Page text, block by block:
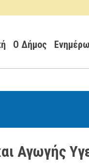
Ο Δήμος
Αγωγής